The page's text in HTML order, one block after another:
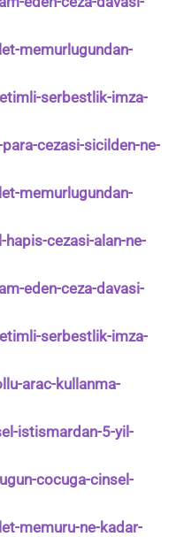
memurlugundan-
serbestlik-imza-
cezasi-sicilden-ne-
memurlugundan-
cezasi-alan-ne-
eden-ceza-davasi-
serbestlik-imza-
arac-kullanma-
istismardan-5-yil-
cocuga-cinsel-
memuru-ne-kadar-